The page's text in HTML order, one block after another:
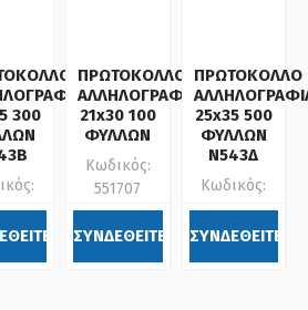
300
ΠΡΩΤΟΚΟΛΛΟ
ΑΛΛΗΛΟΓΡΑΦΙΑΣ
21x30 100
ΦΥΛΛΩΝ
Κωδικός:
551707
ΣΥΝΔΕΘΕΙΤΕ
ΠΡΩΤΟΚΟΛΛΟ
25x35 500
ΦΥΛΛΩΝ
Ν543Δ
Κωδικός:
358701
ΣΥΝΔΕΘΕΙΤΕ